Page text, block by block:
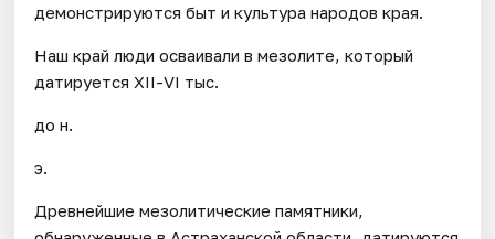
демонстрируются быт и культура народов края.
Наш край люди осваивали в мезолите, который
датируется XII-VI тыс.
до н.
э.
Древнейшие мезолитические памятники,